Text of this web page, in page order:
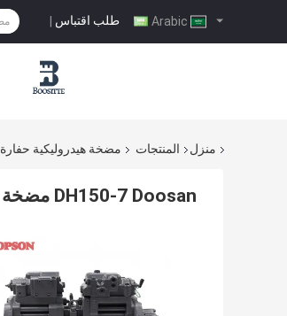
طلب اقتباس |
منزل المنتجات مضخة هيدروليكية حفارة
DH150-7 Doosan مضخة هيدروليكية 2401-92368 ، مضخة هيدروليكية K3v63dt